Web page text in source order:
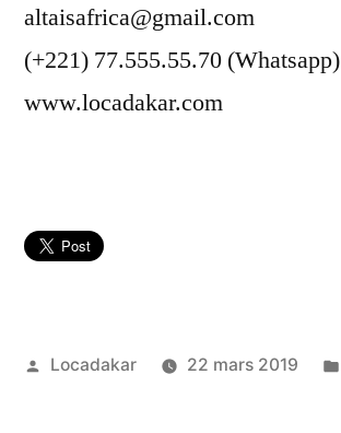
altaisafrica@gmail.com
(+221) 77.555.55.70 (Whatsapp)
www.locadakar.com
Publié
Locadakar 22 mars 2019